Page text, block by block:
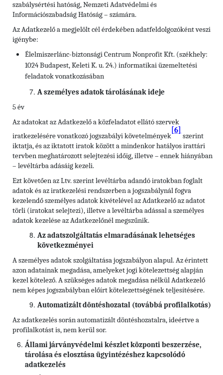
szabálysértési hatóság, Nemzeti Adatvédelmi és
Információszabadság Hatóság – számára.
Az Adatkezelő a megjelölt cél érdekében adatfeldolgozóként veszi
igénybe:
Élelmiszerlánc-biztonsági Centrum Nonprofit Kft. (székhely:
1024 Budapest, Keleti K. u. 24.) informatikai üzemeltetési
feladatok vonatkozásában
A személyes adatok tárolásának ideje
5 év
Az adatokat az Adatkezelő a közfeladatot ellátó szervek
iratkezelésére vonatkozó jogszabályi követelmények
[6]
szerint
iktatja, és az iktatott iratok között a mindenkor hatályos irattári
tervben meghatározott selejtezési időig, illetve – ennek hiányában
– levéltárba adásáig kezeli.
Ezt követően az Ltv. szerint levéltárba adandó iratokban foglalt
adatok és az iratkezelési rendszerben a jogszabálynál fogva
kezelendő személyes adatok kivételével az Adatkezelő az adatot
törli (iratokat selejtezi), illetve a levéltárba adással a személyes
adatok kezelése az Adatkezelőnél megszűnik.
Az adatszolgáltatás elmaradásának lehetséges
következményei
A személyes adatok szolgáltatása jogszabályon alapul. Az érintett
azon adatainak megadása, amelyeket jogi kötelezettség alapján
kezel kötelező. A szükséges adatok megadása nélkül Adatkezelő
nem képes jogszabályban előírt kötelezettségének teljesítésére.
Automatizált döntéshozatal (továbbá profilalkotás)
Az adatkezelés során automatizált döntéshozatalra, ideértve a
profilalkotást is, nem kerül sor.
Állami járványvédelmi készlet központi beszerzése,
tárolása és elosztása ügyintézéshez kapcsolódó
adatkezelés